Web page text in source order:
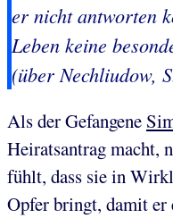
er nicht antworten
Leben keine
(über Nechliudow,
Als der Gefangene
Heiratsantrag macht,
fühlt, dass sie in
Opfer bringt, damit er